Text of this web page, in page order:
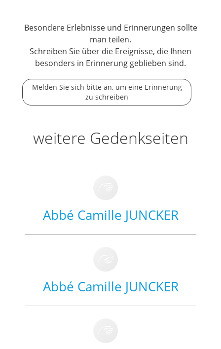
Besondere Erlebnisse und Erinnerungen sollte
man teilen.
Schreiben Sie über die Ereignisse, die Ihnen
besonders in Erinnerung geblieben sind.
Melden Sie sich bitte an, um eine Erinnerung
zu schreiben
weitere Gedenkseiten
Abbé Camille JUNCKER
Abbé Camille JUNCKER